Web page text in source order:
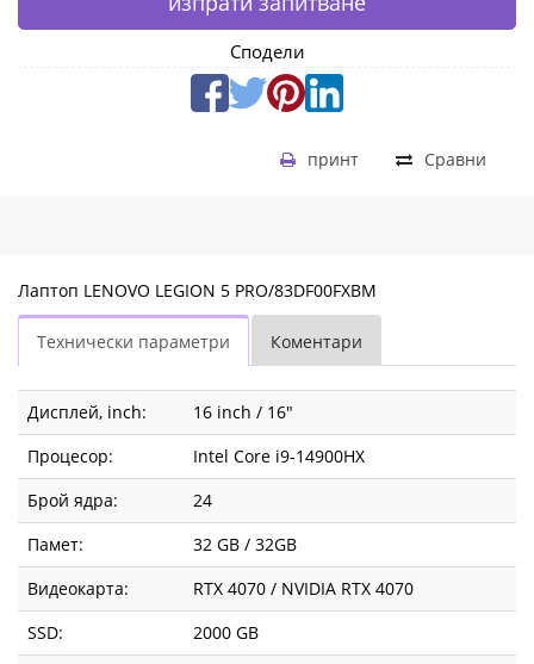
Сподели
Сравни
принт
Лаптоп LENOVO LEGION 5 PRO/83DF00FXBM
Технически параметри Коментари
Дисплей, inch:
16 inch / 16"
Процесор:
Intel Core i9-14900HX
Брой ядра:
24
Памет:
32 GB / 32GB
Видеокарта:
RTX 4070 / NVIDIA RTX 4070
SSD:
2000 GB